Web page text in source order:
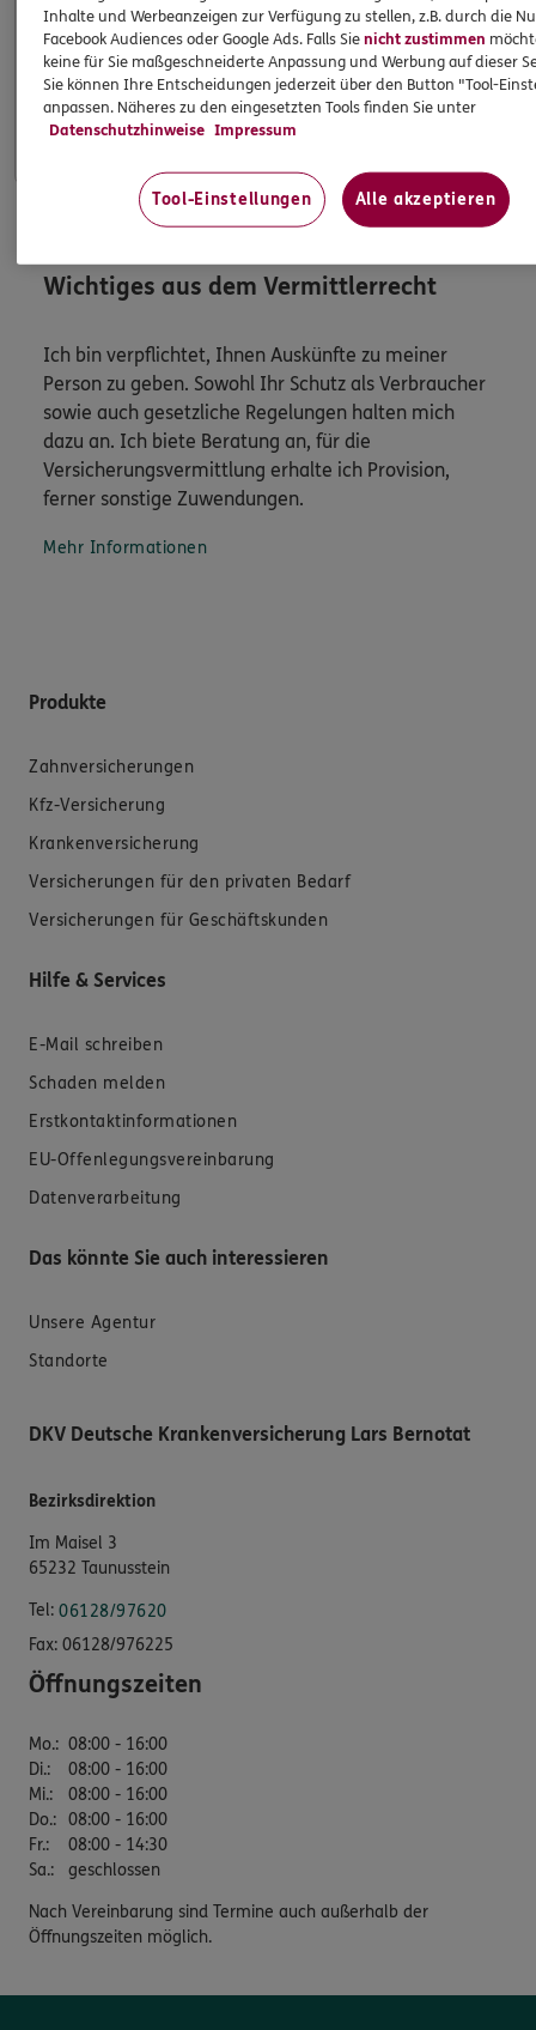
Apps & Mobile Services
Mehr
Wichtiges aus dem Vermittlerrecht
Ich bin verpflichtet, Ihnen Auskünfte zu meiner
Person zu geben. Sowohl Ihr Schutz als Verbraucher
sowie auch gesetzliche Regelungen halten mich
dazu an. Ich biete Beratung an, für die
Versicherungsvermittlung erhalte ich Provision,
ferner sonstige Zuwendungen.
Mehr Informationen
Produkte
Zahnversicherungen
Kfz-Versicherung
Krankenversicherung
Versicherungen für den privaten Bedarf
Versicherungen für Geschäftskunden
Hilfe & Services
E-Mail schreiben
Schaden melden
Erstkontaktinformationen
EU-Offenlegungsvereinbarung
Datenverarbeitung
Das könnte Sie auch interessieren
Unsere Agentur
Standorte
DKV Deutsche Krankenversicherung Lars Bernotat
Bezirksdirektion
Im Maisel 3
65232 Taunusstein
Tel: 06128/97620
Fax: 06128/976225
Öffnungszeiten
Mo.: 08:00 - 16:00
Di.:
08:00 - 16:00
Mi.:
08:00 - 16:00
Do.: 08:00 - 16:00
Fr.:
08:00 - 14:30
Sa.: geschlossen
Nach Vereinbarung sind Termine auch außerhalb der
Öffnungszeiten möglich.
Inhalte und Werbeanzeigen zur Verfügung zu stellen, z.B. durch die
Facebook Audiences oder Google Ads. Falls Sienicht zustimmen
keine für Sie maßgeschneiderte Anpassung und Werbung auf dieser
Sie können Ihre Entscheidungen jederzeit über den Button "Tool-
anpassen. Näheres zu den eingesetzten Tools finden Sie unter
Datenschutzhinweise Impressum
Tool-Einstellungen Alle akzeptieren